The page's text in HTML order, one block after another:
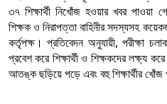
৩৭ শিক্ষার্থী নিখোঁজ হওয়ার খবর পাওয়া
শিক্ষক ও নিরাপত্তা বাহিনীর সদস্যসহ
কর্তৃপক্ষ। প্রতিবেদন অনুযায়ী, পরীক্ষা
প্রবেশ করে শিক্ষার্থী ও শিক্ষকদের লক্ষ্য
আতঙ্ক ছড়িয়ে পড়ে এবং বহু শিক্ষার্থীর খোঁজ